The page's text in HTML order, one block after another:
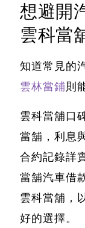
想避開
雲科當
知道常見的
雲林當鋪則
雲科當舖口
當舖，利息
合約記錄詳
當舖汽車借
雲科當舖，
好的選擇。